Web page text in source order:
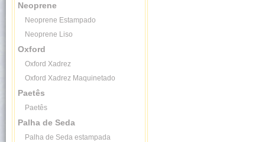
Neoprene
Neoprene Estampado
Neoprene Liso
Oxford
Oxford Xadrez
Oxford Xadrez Maquinetado
Paetês
Paetês
Palha de Seda
Palha de Seda estampada